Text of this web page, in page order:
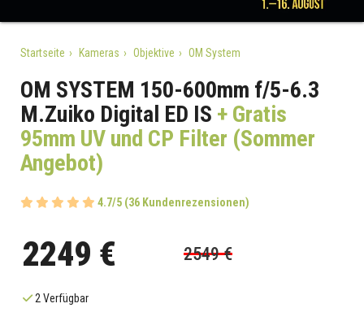
Startseite Kameras Objektive OM System
OM SYSTEM 150-600mm f/5-6.3
M.Zuiko Digital ED IS + Gratis
95mm UV und CP Filter (Sommer
Angebot)
4.7/5 (36 Kundenrezensionen)
2249 € 2549 €
2 Verfügbar